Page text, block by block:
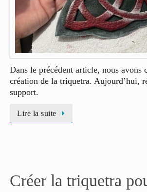
Dans le précédent article, nous avons
création de la triquetra. Aujourd’hui,
support.
Lire la suite
Créer la triquetra